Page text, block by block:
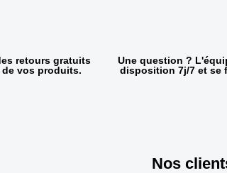
retours gratuits
vos produits.
Une question ?
disposition 7j/7 et se
Nos